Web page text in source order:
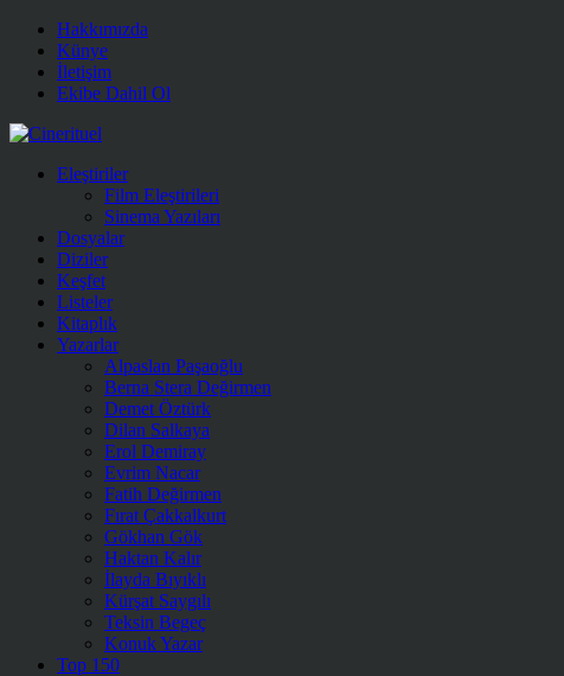
Hakkımızda
Künye
İletişim
Ekibe Dahil Ol
Eleştiriler
Film Eleştirileri
Sinema Yazıları
Dosyalar
Diziler
Keşfet
Listeler
Kitaplık
Yazarlar
Alpaslan Paşaoğlu
Berna Stera Değirmen
Demet Öztürk
Dilan Salkaya
Erol Demiray
Evrim Nacar
Fatih Değirmen
Fırat Çakkalkurt
Gökhan Gök
Haktan Kalır
İlayda Bıyıklı
Kürşat Saygılı
Teksin Begeç
Konuk Yazar
Top 150